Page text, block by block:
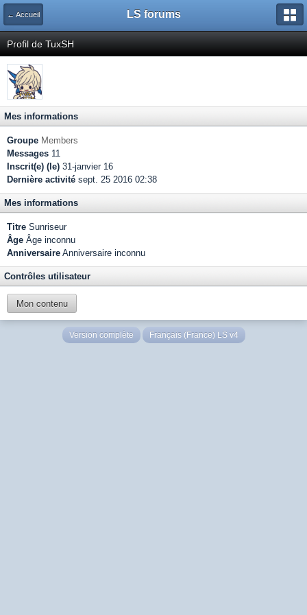
← Accueil LS forums
Profil de TuxSH
Mes informations
Groupe Members
Messages 11
Inscrit(e) (le) 31-janvier 16
Dernière activité sept. 25 2016 02:38
Mes informations
Titre Sunriseur
Âge Âge inconnu
Anniversaire Anniversaire inconnu
Contrôles utilisateur
Mon contenu
Version complète Français (France) LS v4